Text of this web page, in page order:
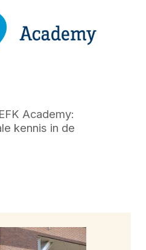
Academy:
kennis in de